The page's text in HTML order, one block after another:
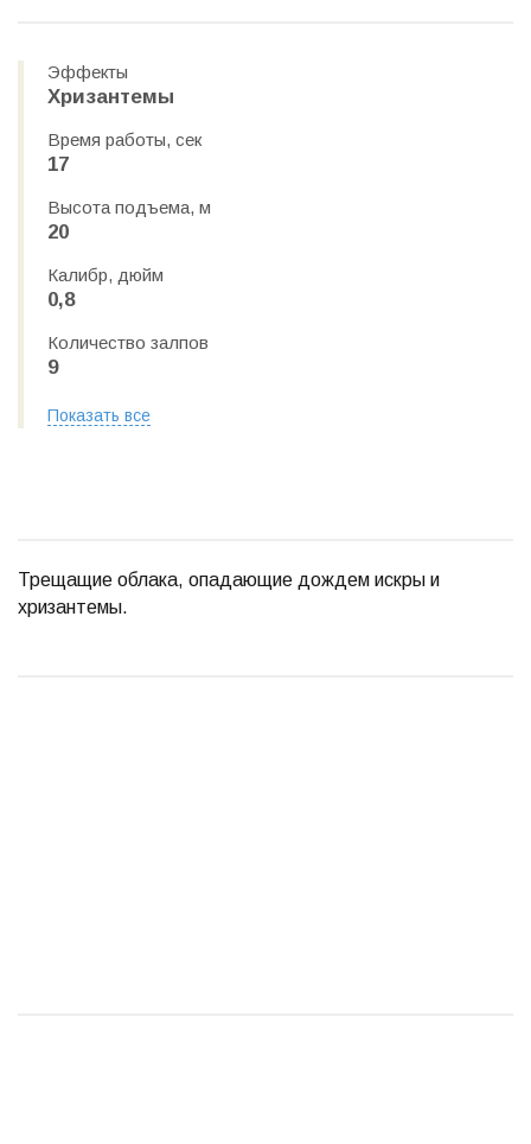
Эффекты
Хризантемы
Время работы, сек
17
Высота подъема, м
20
Калибр, дюйм
0,8
Количество залпов
9
Показать все
Трещащие облака, опадающие дождем искры и
хризантемы.